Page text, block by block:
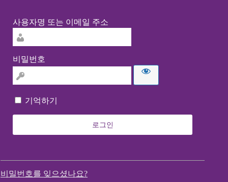
사용자명 또는 이메일 주소
비밀번호
기억하기
비밀번호를 잊으셨나요?